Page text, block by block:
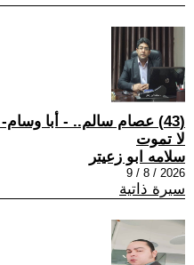
(43) عصام سالم.. - أبا
لا تموت
سلامه ابو زعيتر
2026 / 8 / 9
سيرة ذاتية